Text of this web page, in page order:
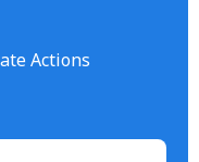
Actions